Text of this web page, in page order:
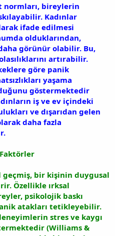
normları, bireylerin
Kadınlar
ifade edilmesi
olduklarından,
görünür olabilir. Bu,
artırabilir.
göre panik
yaşama
göstermektedir
iş ve ev içindeki
ve dışarıdan gelen
daha fazla
bir kişinin duygusal
Özellikle ırksal
psikolojik baskı
atakları tetikleyebilir.
stres ve kaygı
(Williams &